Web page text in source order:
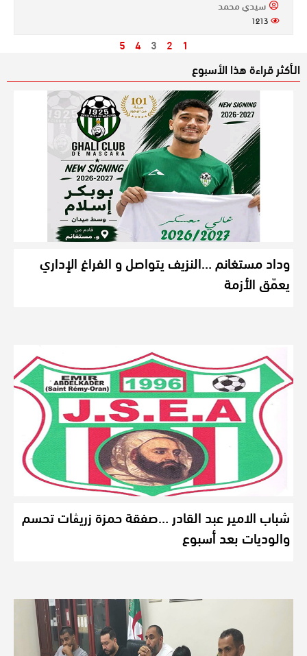
سيدي محمد
1213
1
2
3
4
5
الـأكثر قراءة هذا الأسبوع
وداد مستغانم …النزيف يتواصل و الفراغ الإداري
يعمّق الأزمة
شباب الامير عبد القادر …صفقة حمزة زريڨات تحسم
والوديات بعد أسبوع